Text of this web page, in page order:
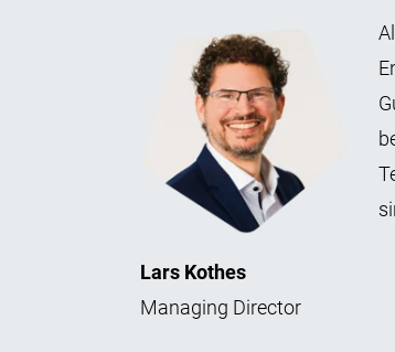
Lars Kothes
Managing Director